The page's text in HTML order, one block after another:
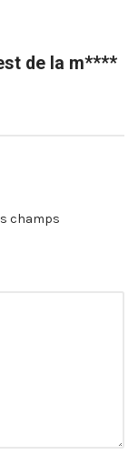
de la m****
champs